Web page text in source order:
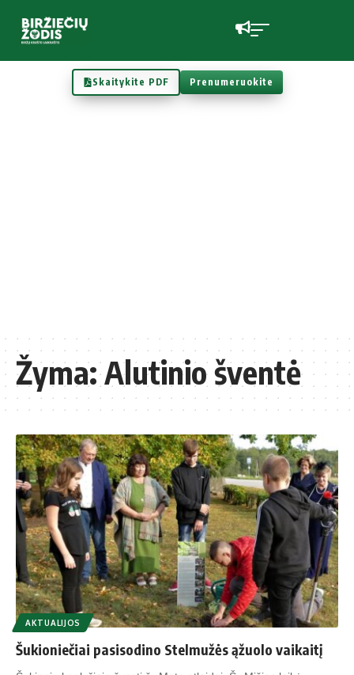
Skaitykite PDF Prenumeruokite
Žyma:Alutinio šventė
AKTUALIJOS
Šukioniečiai pasisodino Stelmužės ąžuolo vaikaitį